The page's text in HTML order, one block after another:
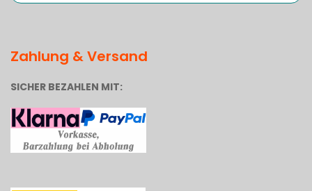
Zahlung & Versand
SICHER BEZAHLEN MIT: